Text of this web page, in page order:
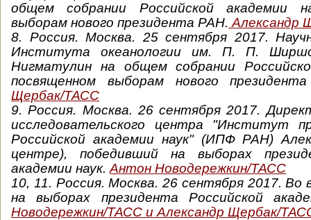
общем собрании Российской академии
выборам нового президента РАН. Александр
8. Россия. Москва. 25 сентября 2017.
Института океанологии им. П. П.
Нигматулин на общем собрании
посвященном выборам нового
Щербак/ТАСС
9. Россия. Москва. 26 сентября 2017.
исследовательского центра "Институт
Российской академии наук" (ИПФ РАН)
центре), победивший на выборах
академии наук. Антон Новодережкин/ТАСС
10, 11. Россия. Москва. 26 сентября 2017. Во
на выборах президента Российской
Новодережкин/ТАСС и Александр Щербак/